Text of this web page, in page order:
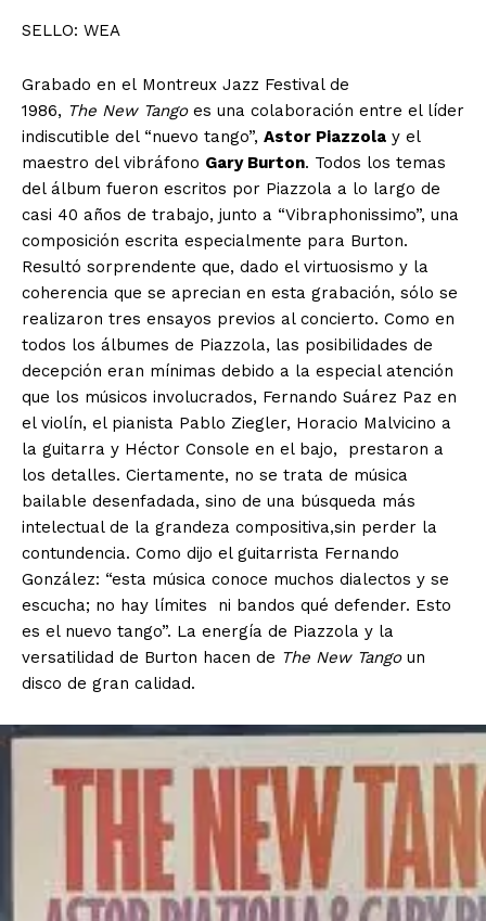
SELLO: WEA
Grabado en el Montreux Jazz Festival de
1986, The New Tangoes una colaboración entre el líder
indiscutible del “nuevo tango”, Astor Piazzola y el
maestro del vibráfono Gary Burton. Todos los temas
del álbum fueron escritos por Piazzola a lo largo de
casi 40 años de trabajo, junto a “Vibraphonissimo”, una
composición escrita especialmente para Burton.
Resultó sorprendente que, dado el virtuosismo y la
coherencia que se aprecian en esta grabación, sólo se
realizaron tres ensayos previos al concierto. Como en
todos los álbumes de Piazzola, las posibilidades de
decepción eran mínimas debido a la especial atención
que los músicos involucrados, Fernando Suárez Paz en
el violín, el pianista Pablo Ziegler, Horacio Malvicino a
la guitarra y Héctor Console en el bajo, prestaron a
los detalles. Ciertamente, no se trata de música
bailable desenfadada, sino de una búsqueda más
intelectual de la grandeza compositiva,sin perder la
contundencia. Como dijo el guitarrista Fernando
González: “esta música conoce muchos dialectos y se
escucha; no hay límites ni bandos qué defender. Esto
es el nuevo tango”. La energía de Piazzola y la
versatilidad de Burton hacen de The New Tango un
disco de gran calidad.